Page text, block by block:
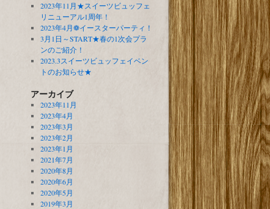
2023年11月★スイーツビュッフェ
リニューアル1周年！
2023年4月❁イースターパーティ！
3月1日～START★春の1次会プラ
ンのご紹介！
2023.3スイーツビュッフェイベン
トのお知らせ★
アーカイブ
2023年11月
2023年4月
2023年3月
2023年2月
2023年1月
2021年7月
2020年8月
2020年6月
2020年5月
2019年3月